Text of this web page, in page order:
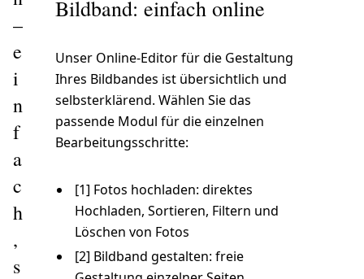
–
e
i
n
f
a
c
h
,
s
Bildband: einfach online
Unser Online-Editor für die Gestaltung
Ihres Bildbandes ist übersichtlich und
selbsterklärend. Wählen Sie das
passende Modul für die einzelnen
Bearbeitungsschritte:
[1] Fotos hochladen: direktes
Hochladen, Sortieren, Filtern und
Löschen von Fotos
[2] Bildband gestalten: freie